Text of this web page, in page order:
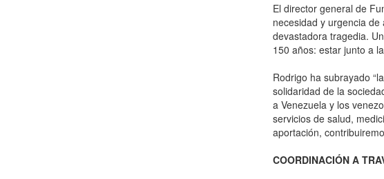
El director general de
necesidad y urgencia
devastadora tragedia.
150 años: estar junto a
Rodrigo ha subrayado
solidaridad de la
a Venezuela y los
servicios de salud,
aportación,
COORDINACIÓN A